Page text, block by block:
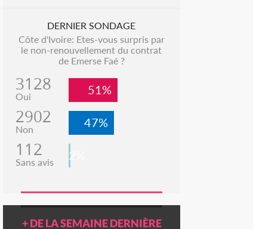
DERNIER SONDAGE
Côte d'Ivoire: Etes-vous surpris par
le non-renouvellement du contrat
de Emerse Faé ?
3128
Oui 51%
2902
Non 47%
112
Sans avis 2%
+ DE LA SEMAINE DERNIÈRE